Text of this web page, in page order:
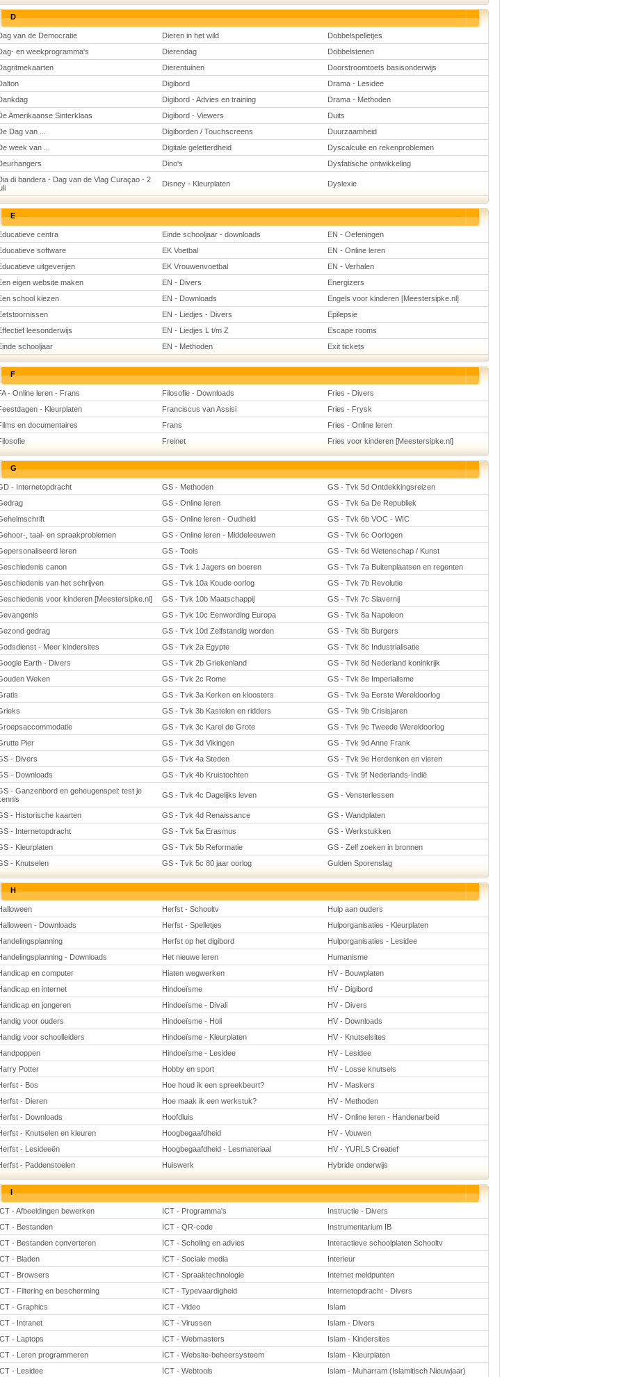
D
van de Democratie Dieren in het wild
Dobbelspelletjes
en weekprogramma's
Dierendag
Dobbelstenen
Dierentuinen
Doorstroomtoets basisonderwijs
Digibord
Drama - Lesidee
Digibord - Advies en training
Drama - Methoden
Amerikaanse Sinterklaas
Digibord - Viewers
Duits
Dag van ...
Digiborden / Touchscreens
Duurzaamheid
week van ...
Digitale geletterdheid
Dyscalculie en rekenproblemen
Dino's
Dysfatische ontwikkeling
di bandera - Dag van de Vlag Curaçao - 2
Disney - Kleurplaten Dyslexie
E
centra Einde schooljaar - downloads
EN - Oefeningen
software
EK Voetbal
EN - Online leren
uitgeverijen
EK Vrouwenvoetbal
EN - Verhalen
eigen website maken
EN - Divers
Energizers
school kiezen
EN - Downloads
Engels voor kinderen [Meestersipke.nl]
EN - Liedjes - Divers
Epilepsie
leesonderwijs
EN - Liedjes L t/m Z
Escape rooms
schooljaar
EN - Methoden Exit tickets
F
- Online leren - Frans Filosofie - Downloads
Fries - Divers
- Kleurplaten
Franciscus van Assisi
Fries - Frysk
en documentaires
Frans
Fries - Online leren
Freinet Fries voor kinderen [Meestersipke.nl]
G
- Internetopdracht GS - Methoden
GS - Tvk 5d Ontdekkingsreizen
GS - Online leren
GS - Tvk 6a De Republiek
GS - Online leren - Oudheid
GS - Tvk 6b VOC - WIC
, taal- en spraakproblemen
GS - Online leren - Middeleeuwen
GS - Tvk 6c Oorlogen
leren
GS - Tools
GS - Tvk 6d Wetenschap / Kunst
canon
GS - Tvk 1 Jagers en boeren
GS - Tvk 7a Buitenplaatsen en regenten
van het schrijven
GS - Tvk 10a Koude oorlog
GS - Tvk 7b Revolutie
voor kinderen [Meestersipke.nl]
GS - Tvk 10b Maatschappij
GS - Tvk 7c Slavernij
GS - Tvk 10c Eenwording Europa
GS - Tvk 8a Napoleon
gedrag
GS - Tvk 10d Zelfstandig worden
GS - Tvk 8b Burgers
- Meer kindersites
GS - Tvk 2a Egypte
GS - Tvk 8c Industrialisatie
Earth - Divers
GS - Tvk 2b Griekenland
GS - Tvk 8d Nederland koninkrijk
Weken
GS - Tvk 2c Rome
GS - Tvk 8e Imperialisme
GS - Tvk 3a Kerken en kloosters
GS - Tvk 9a Eerste Wereldoorlog
GS - Tvk 3b Kastelen en ridders
GS - Tvk 9b Crisisjaren
GS - Tvk 3c Karel de Grote
GS - Tvk 9c Tweede Wereldoorlog
Pier
GS - Tvk 3d Vikingen
GS - Tvk 9d Anne Frank
- Divers
GS - Tvk 4a Steden
GS - Tvk 9e Herdenken en vieren
- Downloads
GS - Tvk 4b Kruistochten
GS - Tvk 9f Nederlands-Indië
- Ganzenbord en geheugenspel: test je
GS - Tvk 4c Dagelijks leven GS - Vensterlessen
- Historische kaarten GS - Tvk 4d Renaissance
GS - Wandplaten
- Internetopdracht
GS - Tvk 5a Erasmus
GS - Werkstukken
- Kleurplaten
GS - Tvk 5b Reformatie
GS - Zelf zoeken in bronnen
- Knutselen
GS - Tvk 5c 80 jaar oorlog Gulden Sporenslag
H
Herfst - Schooltv
Hulp aan ouders
- Downloads
Herfst - Spelletjes
Hulporganisaties - Kleurplaten
Herfst op het digibord
Hulporganisaties - Lesidee
- Downloads
Het nieuwe leren
Humanisme
en computer
Hiaten wegwerken
HV - Bouwplaten
en internet
Hindoeïsme
HV - Digibord
en jongeren
Hindoeïsme - Divali
HV - Divers
voor ouders
Hindoeïsme - Holi
HV - Downloads
voor schoolleiders
Hindoeïsme - Kleurplaten
HV - Knutselsites
Hindoeïsme - Lesidee
HV - Lesidee
Potter
Hobby en sport
HV - Losse knutsels
- Bos
Hoe houd ik een spreekbeurt?
HV - Maskers
- Dieren
Hoe maak ik een werkstuk?
HV - Methoden
- Downloads
Hoofdluis
HV - Online leren - Handenarbeid
- Knutselen en kleuren
Hoogbegaafdheid
HV - Vouwen
- Lesideeën
Hoogbegaafdheid - Lesmateriaal
HV - YURLS Creatief
- Paddenstoelen
Huiswerk Hybride onderwijs
I
- Afbeeldingen bewerken ICT - Programma's
Instructie - Divers
- Bestanden
ICT - QR-code
Instrumentarium IB
- Bestanden converteren
ICT - Scholing en advies
Interactieve schoolplaten Schooltv
- Bladen
ICT - Sociale media
Interieur
- Browsers
ICT - Spraaktechnologie
Internet meldpunten
- Filtering en bescherming
ICT - Typevaardigheid
Internetopdracht - Divers
- Graphics
ICT - Video
Islam
- Intranet
ICT - Virussen
Islam - Divers
- Laptops
ICT - Webmasters
Islam - Kindersites
- Leren programmeren
ICT - Website-beheersysteem
Islam - Kleurplaten
- Lesidee
ICT - Webtools Islam - Muharram (Islamitisch Nieuwjaar)